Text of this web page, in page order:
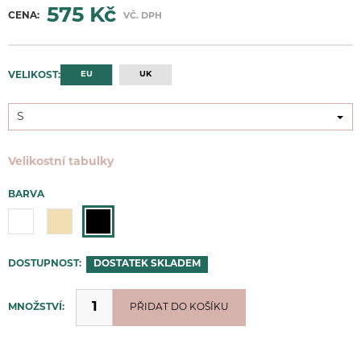
CENA: 575 Kč VČ. DPH
VELIKOST: EU UK
S
S
Velikostní tabulky
BARVA
DOSTUPNOST: DOSTATEK SKLADEM
MNOŽSTVÍ:
PŘIDÁNO PŘIDAT DO KOŠÍKU